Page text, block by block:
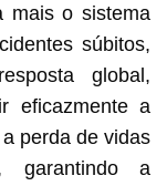
mais o sistema
súbitos,
global,
eficazmente a
perda de vidas
garantindo a